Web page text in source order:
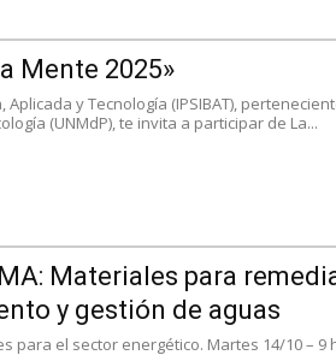
Mente 2025»
Aplicada y Tecnología (IPSIBAT),
(UNMdP), te invita a participar de La...
Materiales para
y gestión de aguas
para el sector energético. Martes 14/10 – 9